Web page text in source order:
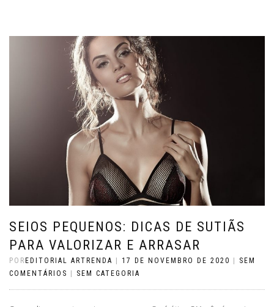
SEIOS PEQUENOS: DICAS DE SUTIÃS
PARA VALORIZAR E ARRASAR
POR EDITORIAL ARTRENDA 17 DE NOVEMBRO DE 2020
SEM
COMENTÁRIOS
SEM CATEGORIA